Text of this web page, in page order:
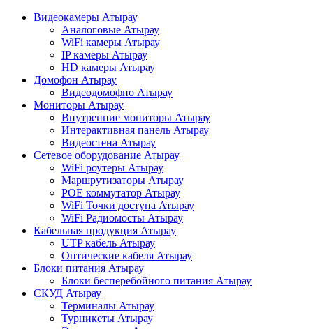
Видеокамеры Атырау
Аналоговые Атырау
WiFi камеры Атырау
IP камеры Атырау
HD камеры Атырау
Домофон Атырау
Видеодомофно Атырау
Мониторы Атырау
Внутренние мониторы Атырау
Интерактивная панель Атырау
Видеостена Атырау
Сетевое оборудование Атырау
WiFi роутеры Атырау
Маршрутизаторы Атырау
POE коммутатор Атырау
WiFi Точки доступа Атырау
WiFi Радиомосты Атырау
Кабельная продукция Атырау
UTP кабель Атырау
Оптические кабеля Атырау
Блоки питания Атырау
Блоки бесперебойного питания Атырау
СКУД Атырау
Терминалы Атырау
Турникеты Атырау